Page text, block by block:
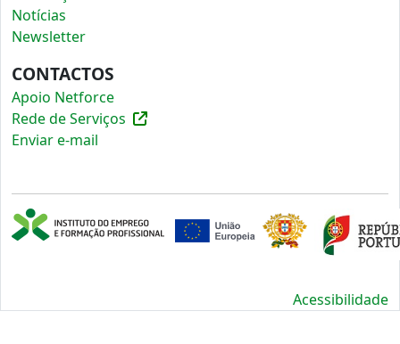
Notícias
Newsletter
CONTACTOS
Apoio Netforce
Rede de Serviços
Enviar e-mail
Acessibilidade